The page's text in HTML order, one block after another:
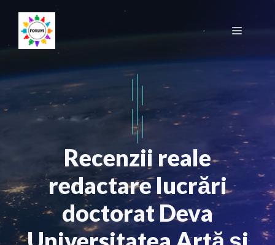
conținut
Meniu
Recenzii reale
redactare lucrări
doctorat Deva